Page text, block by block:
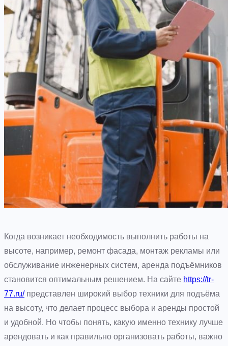
Когда возникает необходимость выполнить работы на
высоте, например, ремонт фасада, монтаж рекламы или
обслуживание инженерных систем, аренда подъёмников
становится оптимальным решением. На сайте https://tr-
77.ru/представлен широкий выбор техники для подъёма
на высоту, что делает процесс выбора и аренды простой
и удобной. Но чтобы понять, какую именно технику лучше
арендовать и как правильно организовать работы, важно